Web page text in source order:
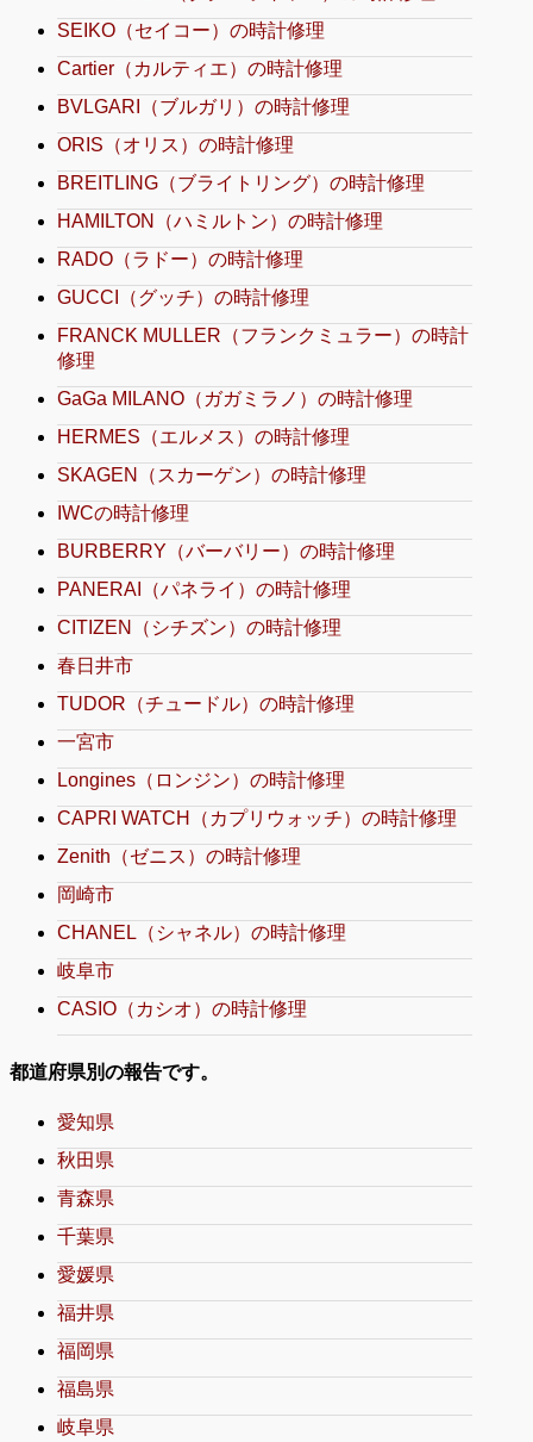
SEIKO（セイコー）の時計修理
Cartier（カルティエ）の時計修理
BVLGARI（ブルガリ）の時計修理
ORIS（オリス）の時計修理
BREITLING（ブライトリング）の時計修理
HAMILTON（ハミルトン）の時計修理
RADO（ラドー）の時計修理
GUCCI（グッチ）の時計修理
FRANCK MULLER（フランクミュラー）の時計
修理
GaGa MILANO（ガガミラノ）の時計修理
HERMES（エルメス）の時計修理
SKAGEN（スカーゲン）の時計修理
IWCの時計修理
BURBERRY（バーバリー）の時計修理
PANERAI（パネライ）の時計修理
CITIZEN（シチズン）の時計修理
春日井市
TUDOR（チュードル）の時計修理
一宮市
Longines（ロンジン）の時計修理
CAPRI WATCH（カプリウォッチ）の時計修理
Zenith（ゼニス）の時計修理
岡崎市
CHANEL（シャネル）の時計修理
岐阜市
CASIO（カシオ）の時計修理
都道府県別の報告です。
愛知県
秋田県
青森県
千葉県
愛媛県
福井県
福岡県
福島県
岐阜県